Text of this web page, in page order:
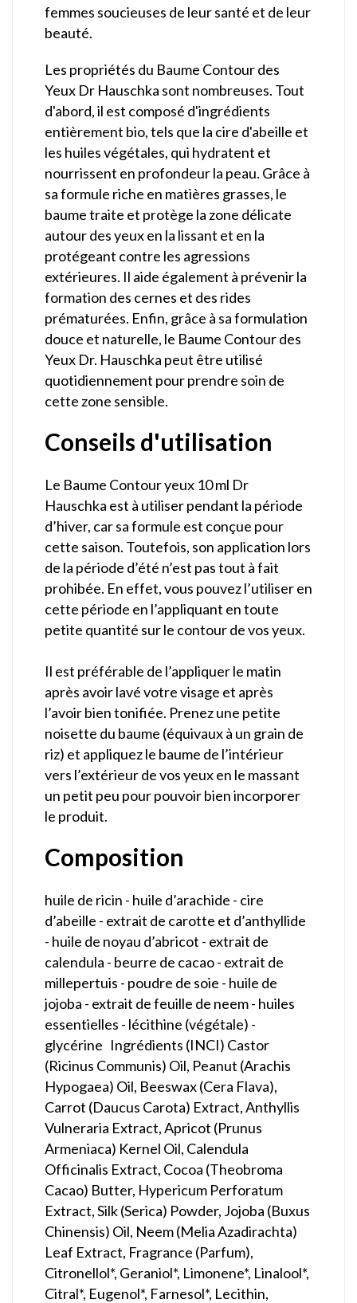
femmes soucieuses de leur santé et de leur
beauté.
Les propriétés du Baume Contour des
Yeux Dr Hauschka sont nombreuses. Tout
d'abord, il est composé d'ingrédients
entièrement bio, tels que la cire d'abeille et
les huiles végétales, qui hydratent et
nourrissent en profondeur la peau. Grâce à
sa formule riche en matières grasses, le
baume traite et protège la zone délicate
autour des yeux en la lissant et en la
protégeant contre les agressions
extérieures. Il aide également à prévenir la
formation des cernes et des rides
prématurées. Enfin, grâce à sa formulation
douce et naturelle, le Baume Contour des
Yeux Dr. Hauschka peut être utilisé
quotidiennement pour prendre soin de
cette zone sensible.
Conseils d'utilisation
Le Baume Contour yeux 10 ml Dr
Hauschka est à utiliser pendant la période
d’hiver, car sa formule est conçue pour
cette saison. Toutefois, son application lors
de la période d’été n’est pas tout à fait
prohibée. En effet, vous pouvez l’utiliser en
cette période en l’appliquant en toute
petite quantité sur le contour de vos yeux.
Il est préférable de l’appliquer le matin
après avoir lavé votre visage et après
l’avoir bien tonifiée. Prenez une petite
noisette du baume (équivaux à un grain de
riz) et appliquez le baume de l’intérieur
vers l’extérieur de vos yeux en le massant
un petit peu pour pouvoir bien incorporer
le produit.
Composition
huile de ricin - huile d’arachide - cire
d’abeille - extrait de carotte et d’anthyllide
- huile de noyau d’abricot - extrait de
calendula - beurre de cacao - extrait de
millepertuis - poudre de soie - huile de
jojoba - extrait de feuille de neem - huiles
essentielles - lécithine (végétale) -
glycérine Ingrédients (INCI) Castor
(Ricinus Communis) Oil, Peanut (Arachis
Hypogaea) Oil, Beeswax (Cera Flava),
Carrot (Daucus Carota) Extract, Anthyllis
Vulneraria Extract, Apricot (Prunus
Armeniaca) Kernel Oil, Calendula
Officinalis Extract, Cocoa (Theobroma
Cacao) Butter, Hypericum Perforatum
Extract, Silk (Serica) Powder, Jojoba (Buxus
Chinensis) Oil, Neem (Melia Azadirachta)
Leaf Extract, Fragrance (Parfum),
Citronellol*, Geraniol*, Limonene*, Linalool*,
Citral*, Eugenol*, Farnesol*, Lecithin,